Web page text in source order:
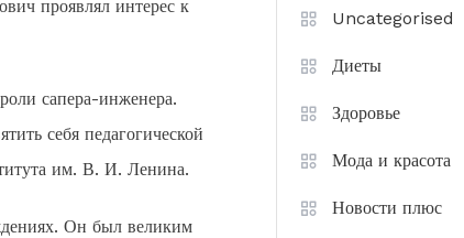
проявлял интерес к
сапера-инженера.
себя педагогической
им. В. И. Ленина.
Он был великим
Uncategorised
Диеты
Здоровье
Мода и красота
Новости плюс